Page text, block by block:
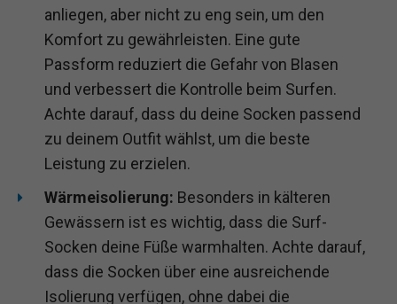
anliegen, aber nicht zu eng sein, um den
Komfort zu gewährleisten. Eine gute
Passform reduziert die Gefahr von Blasen
und verbessert die Kontrolle beim Surfen.
Achte darauf, dass du deine Socken passend
zu deinem Outfit wählst, um die beste
Leistung zu erzielen.
Wärmeisolierung: Besonders in kälteren
Gewässern ist es wichtig, dass die Surf-
Socken deine Füße warmhalten. Achte darauf,
dass die Socken über eine ausreichende
Isolierung verfügen, ohne dabei die